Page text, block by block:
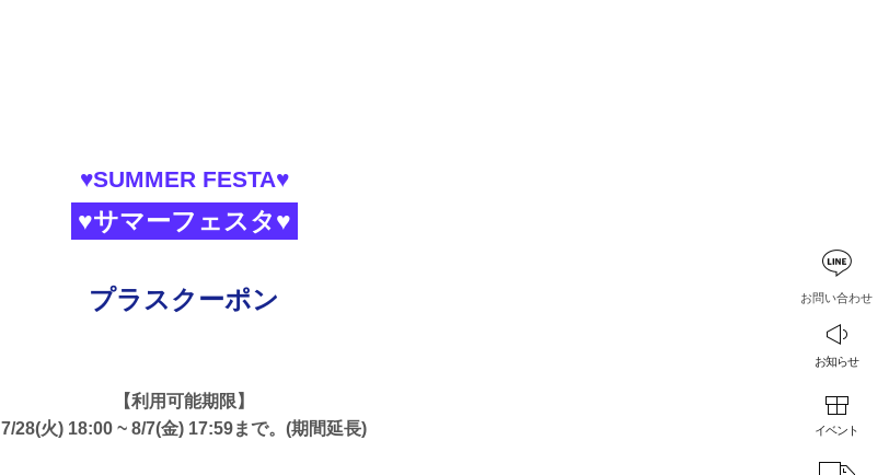
お問い合わせ
お知らせ
イベント
♥SUMMER FESTA♥
♥サマーフェスタ♥
プラスクーポン
【利用可能期限】
7/28(火) 18:00 ~ 8/7(金) 17:59まで。(期間延長)